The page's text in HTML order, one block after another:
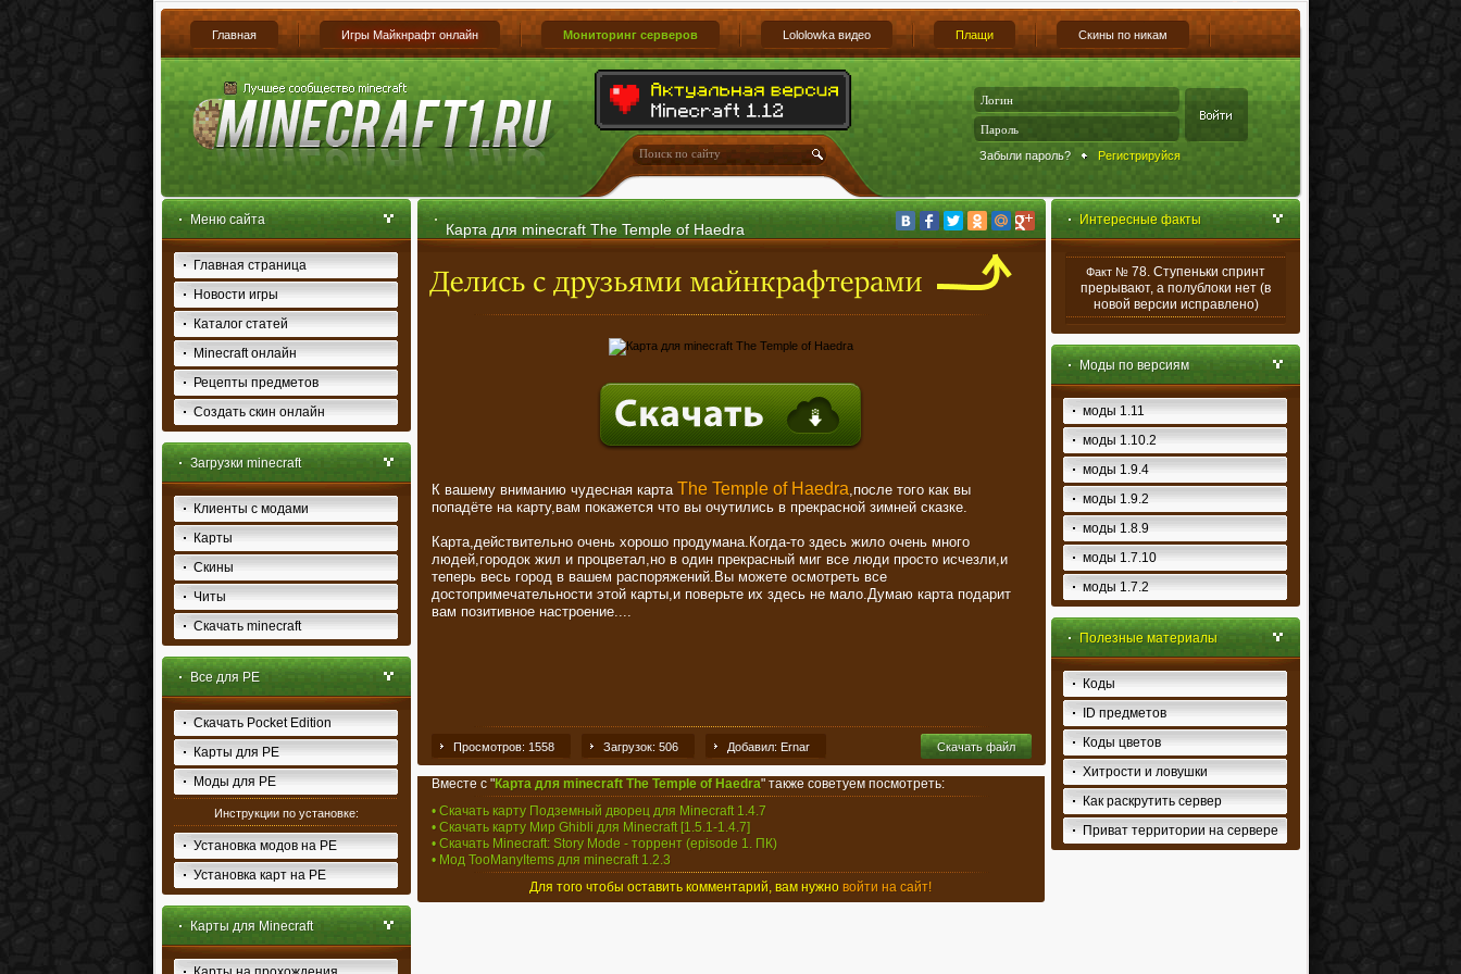
Главная Игры Майкнрафт онлайн Мониторинг серверов Lololowka видео Плащи Скины по никам
Забыли пароль? Регистрируйся
Меню сайта
Главная страница
Новости игры
Каталог статей
Minecraft онлайн
Рецепты предметов
Создать скин онлайн
Загрузки minecraft
Клиенты с модами
Карты
Скины
Читы
Скачать minecraft
Все для PE
Скачать Pocket Edition
Карты для PE
Моды для PE
Инструкции по установке:
Установка модов на PE
Установка карт на PE
Карты для Minecraft
Интересные факты
Факт № 78. Ступеньки спринт
прерывают, а полублоки нет (в
новой версии исправлено)
Моды по версиям
моды 1.11
моды 1.10.2
моды 1.9.4
моды 1.9.2
моды 1.8.9
моды 1.7.10
моды 1.7.2
Полезные материалы
Коды
ID предметов
Коды цветов
Хитрости и ловушки
Как раскрутить сервер
Приват территории на сервере
Карта для minecraft The Temple of Haedra
К вашему вниманию чудесная карта The Temple of Haedra,после того как вы
попадёте на карту,вам покажется что вы очутились в прекрасной зимней сказке.
Карта,действительно очень хорошо продумана.Когда-то здесь жило очень много
людей,городок жил и процветал,но в один прекрасный миг все люди просто исчезли,и
теперь весь город в вашем распоряжений.Вы можете осмотреть все
достопримечательности этой карты,и поверьте их здесь не мало.Думаю карта подарит
вам позитивное настроение....
Просмотров: 1558 Загрузок: 506 Добавил: Ernar Скачать файл
Вместе с "Карта для minecraft The Temple of Haedra" также советуем посмотреть:
• Скачать карту Подземный дворец для Minecraft 1.4.7
• Скачать карту Мир Ghibli для Minecraft [1.5.1-1.4.7]
• Скачать Minecraft: Story Mode - торрент (episode 1. ПК)
• Мод TooManyItems для minecraft 1.2.3
Для того чтобы оставить комментарий, вам нужно войти на сайт!